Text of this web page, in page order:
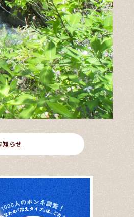
知らせ 2026.06.26